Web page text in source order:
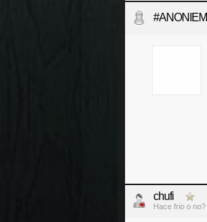
#ANONIEM
chufi
Hace frio o no?